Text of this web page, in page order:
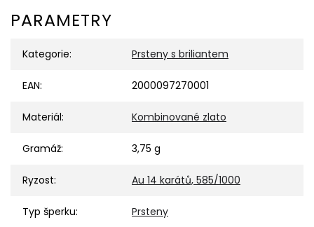
PARAMETRY
Kategorie: Prsteny s briliantem
EAN: 2000097270001
Materiál: Kombinované zlato
Gramáž: 3,75 g
Ryzost: Au 14 karátů, 585/1000
Typ šperku: Prsteny